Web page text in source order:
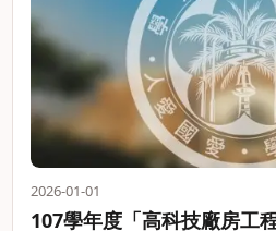
2026-01-01
107學年度「高科技廠房工